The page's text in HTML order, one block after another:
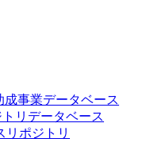
事業データベース
リデータベース
リポジトリ